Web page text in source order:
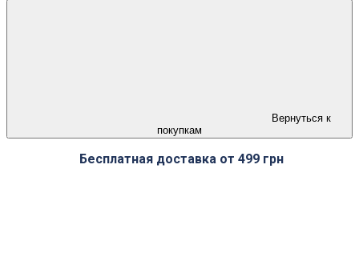
Вернуться к
покупкам
Бесплатная доставка от 499 грн